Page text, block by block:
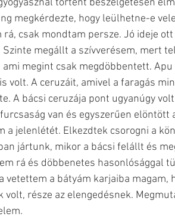
történt beszélgetésen
megkérdezte, hogy leülhetne-e
rá, csak mondtam persze. Jó ideje
Szinte megállt a szívverésem, mert
ami megint csak megdöbbentett.
volt. A ceruzáit, amivel a faragás
A bácsi ceruzája pont ugyanúgy
van és egyszerűen elöntött
a jelenlétét. Elkezdtek csorogni a
jártunk, mikor a bácsi felállt és
rá és döbbenetes hasonlósággal
vetettem a bátyám karjaiba magam,
volt, része az elengedésnek.